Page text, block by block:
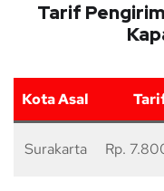
Tarif
Kota Asal
Surakarta Rp.